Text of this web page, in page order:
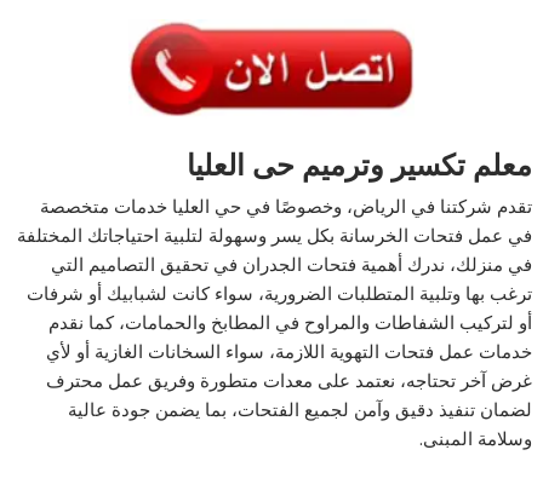
معلم تكسير وترميم حى العليا
تقدم شركتنا في الرياض، وخصوصًا في حي العليا خدمات متخصصة
في عمل فتحات الخرسانة بكل يسر وسهولة لتلبية احتياجاتك المختلفة
في منزلك، ندرك أهمية فتحات الجدران في تحقيق التصاميم التي
ترغب بها وتلبية المتطلبات الضرورية، سواء كانت لشبابيك أو شرفات
أو لتركيب الشفاطات والمراوح في المطابخ والحمامات، كما نقدم
خدمات عمل فتحات التهوية اللازمة، سواء السخانات الغازية أو لأي
غرض آخر تحتاجه، نعتمد على معدات متطورة وفريق عمل محترف
لضمان تنفيذ دقيق وآمن لجميع الفتحات، بما يضمن جودة عالية
وسلامة المبنى.